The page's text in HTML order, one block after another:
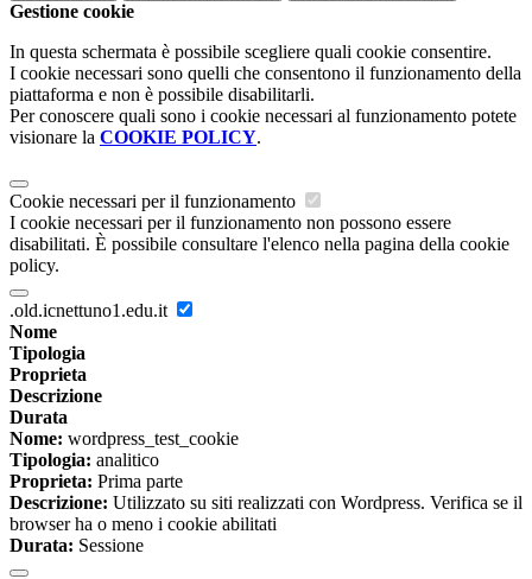
Gestione cookie
In questa schermata è possibile scegliere quali cookie consentire.
I cookie necessari sono quelli che consentono il funzionamento della
piattaforma e non è possibile disabilitarli.
Per conoscere quali sono i cookie necessari al funzionamento potete
visionare la COOKIE POLICY.
Cookie necessari per il funzionamento
I cookie necessari per il funzionamento non possono essere
disabilitati. È possibile consultare l'elenco nella pagina della cookie
policy.
.old.icnettuno1.edu.it
Nome
Tipologia
Proprieta
Descrizione
Durata
Nome: wordpress_test_cookie
Tipologia: analitico
Proprieta: Prima parte
Descrizione: Utilizzato su siti realizzati con Wordpress. Verifica se il
browser ha o meno i cookie abilitati
Durata: Sessione